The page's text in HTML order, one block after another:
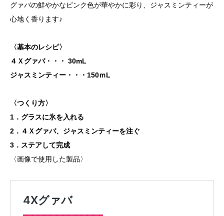
グァバの鮮やかなピンク色が華やかに彩り、ジャスミンティーが
心地く香ります♪
〈基本のレシピ〉
４Ｘグァバ・・・ 30mL
ジャスミンティー・・・150ｍL
〈つくり方〉
1．グラスに氷を入れる
2．４Ｘグァバ、ジャスミンティーを注ぐ
3．ステアして完成
〈画像で使用した製品〉